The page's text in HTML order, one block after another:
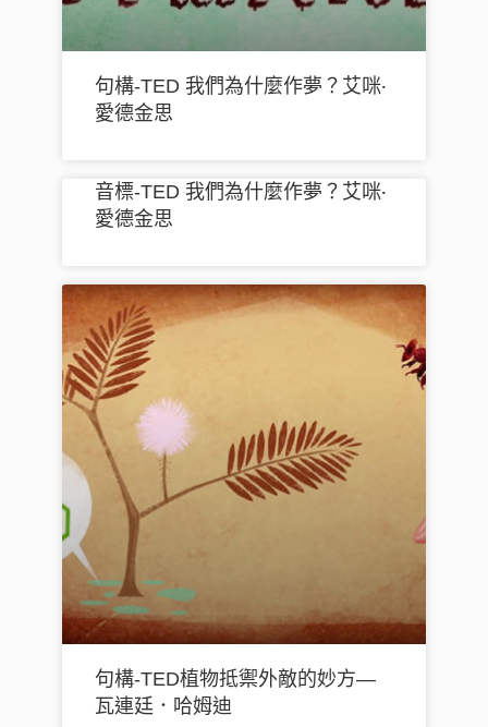
句構-TED 我們為什麼作夢？艾咪‧
愛德金思
音標-TED 我們為什麼作夢？艾咪‧
愛德金思
句構-TED植物抵禦外敵的妙方—
瓦連廷．哈姆迪